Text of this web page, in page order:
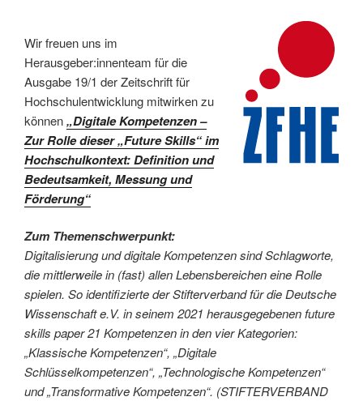
Wir freuen uns im
Herausgeber:innenteam für die
Ausgabe 19/1 der Zeitschrift für
Hochschulentwicklung mitwirken zu
können„Digitale Kompetenzen –
Zur Rolle dieser „Future Skills“ im
Hochschulkontext: Definition und
Bedeutsamkeit, Messung und
Förderung“
Zum Themenschwerpunkt:
Digitalisierung und digitale Kompetenzen sind Schlagworte,
die mittlerweile in (fast) allen Lebensbereichen eine Rolle
spielen. So identifizierte der Stifterverband für die Deutsche
Wissenschaft e.V. in seinem 2021 herausgegebenen future
skills paper 21 Kompetenzen in den vier Kategorien:
„Klassische Kompetenzen“, „Digitale
Schlüsselkompetenzen“, „Technologische Kompetenzen“
und „Transformative Kompetenzen“. (STIFTERVERBAND